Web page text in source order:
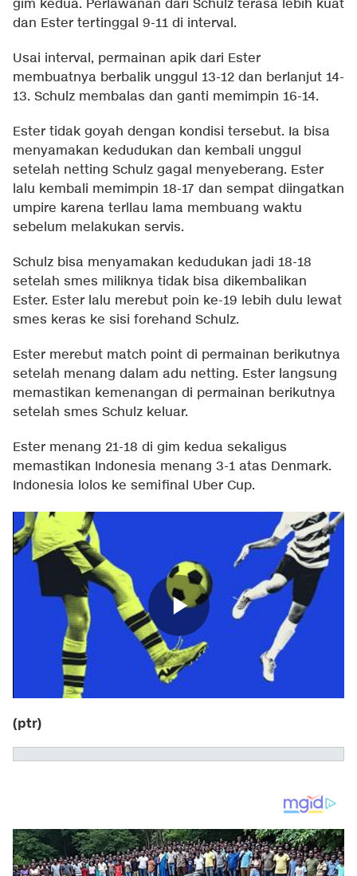
gim kedua. Perlawanan dari Schulz terasa lebih kuat
dan Ester tertinggal 9-11 di interval.
Usai interval, permainan apik dari Ester
membuatnya berbalik unggul 13-12 dan berlanjut 14-
13. Schulz membalas dan ganti memimpin 16-14.
Ester tidak goyah dengan kondisi tersebut. Ia bisa
menyamakan kedudukan dan kembali unggul
setelah netting Schulz gagal menyeberang. Ester
lalu kembali memimpin 18-17 dan sempat diingatkan
umpire karena terllau lama membuang waktu
sebelum melakukan servis.
Schulz bisa menyamakan kedudukan jadi 18-18
setelah smes miliknya tidak bisa dikembalikan
Ester. Ester lalu merebut poin ke-19 lebih dulu lewat
smes keras ke sisi forehand Schulz.
Ester merebut match point di permainan berikutnya
setelah menang dalam adu netting. Ester langsung
memastikan kemenangan di permainan berikutnya
setelah smes Schulz keluar.
Ester menang 21-18 di gim kedua sekaligus
memastikan Indonesia menang 3-1 atas Denmark.
Indonesia lolos ke semifinal Uber Cup.
(ptr)